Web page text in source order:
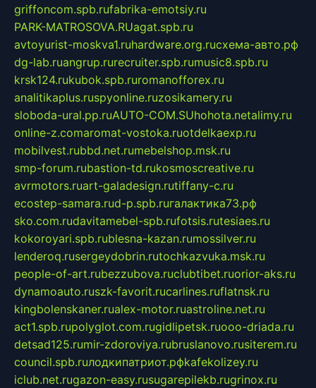
griffoncom.spb.rufabrika-emotsiy.ru
PARK-MATROSOVA.RUagat.spb.ru
avtoyurist-moskva1.ruhardware.org.ruсхема-авто.рф
dg-lab.ruangrup.rurecruiter.spb.rumusic8.spb.ru
krsk124.rukubok.spb.ruromanofforex.ru
analitikaplus.ruspyonline.ruzosikamery.ru
sloboda-ural.pp.ruAUTO-COM.SUhohota.netalimy.ru
online-z.comaromat-vostoka.ruotdelkaexp.ru
mobilvest.rubbd.net.rumebelshop.msk.ru
smp-forum.rubastion-td.rukosmoscreative.ru
avrmotors.ruart-galadesign.rutiffany-c.ru
ecostep-samara.rud-p.spb.ruгалактика73.рф
sko.com.rudavitamebel-spb.rufotsis.rutesiaes.ru
kokoroyari.spb.rublesna-kazan.rumossilver.ru
lenderoq.rusergeydobrin.rutochkazvuka.msk.ru
people-of-art.rubezzubova.ruclubtibet.ruorior-aks.ru
dynamoauto.ruszk-favorit.rucarlines.ruflatnsk.ru
kingbolenskaner.rualex-motor.ruastroline.net.ru
act1.spb.rupolyglot.com.rugidlipetsk.ruooo-driada.ru
detsad125.rumir-zdoroviya.rubruslanovo.rusiterem.ru
council.spb.ruлодкипатриот.рфkafekolizey.ru
iclub.net.rugazon-easy.rusugarepilekb.rugrinox.ru